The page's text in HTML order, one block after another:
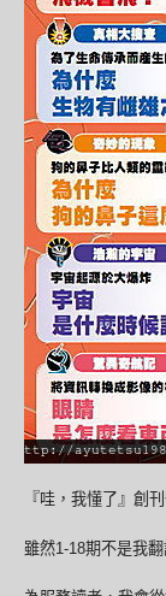
『哇，我懂了』創
雖然1-18期不是我